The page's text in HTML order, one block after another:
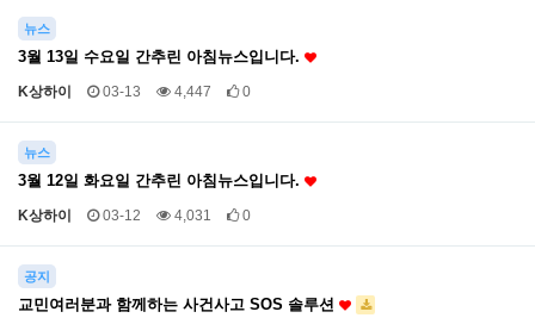
뉴스
3월 13일 수요일 간추린 아침뉴스입니다.
K상하이 03-13 4,447 0
뉴스
3월 12일 화요일 간추린 아침뉴스입니다.
K상하이 03-12 4,031 0
공지
교민여러분과 함께하는 사건사고 SOS 솔루션